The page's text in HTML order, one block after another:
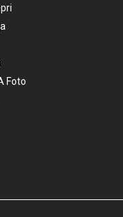
Foto